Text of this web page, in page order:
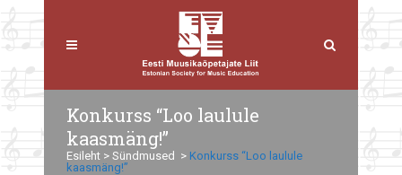
Konkurss “Loo laulule
kaasmäng!”
Esileht > Sündmused > Konkurss “Loo laulule
kaasmäng!”